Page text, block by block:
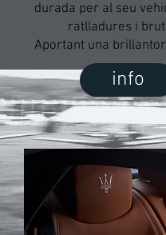
durada per al seu
ratlladures i
Aportant una
info